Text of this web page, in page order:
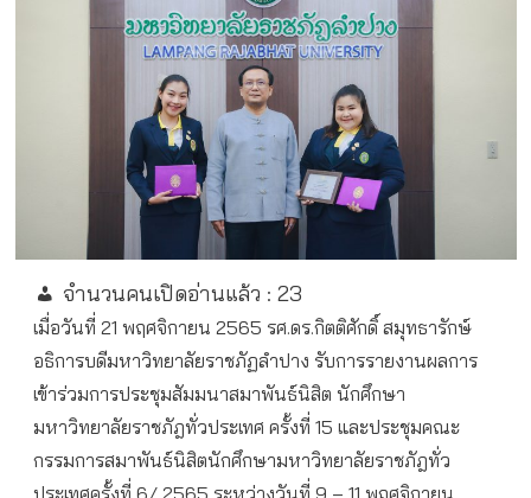
จำนวนคนเปิดอ่านแล้ว : 23
เมื่อวันที่ 21 พฤศจิกายน 2565 รศ.ดร.กิตติศักดิ์ สมุทธารักษ์
อธิการบดีมหาวิทยาลัยราชภัฏลำปาง รับการรายงานผลการ
เข้าร่วมการประชุมสัมมนาสมาพันธ์นิสิต นักศึกษา
มหาวิทยาลัยราชภัฎทั่วประเทศ ครั้งที่ 15 และประชุมคณะ
กรรมการสมาพันธ์นิสิตนักศึกษามหาวิทยาลัยราชภัฎทั่ว
ประเทศครั้งที่ 6/ 2565 ระหว่างวันที่ 9 – 11 พฤศจิกายน